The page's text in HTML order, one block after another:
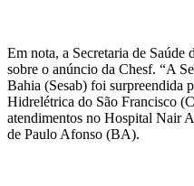
Em nota, a Secretaria de Saúde
sobre o anúncio da Chesf. “A
Bahia (Sesab) foi surpreendida
Hidrelétrica do São Francisco
atendimentos no Hospital Nair
de Paulo Afonso (BA).